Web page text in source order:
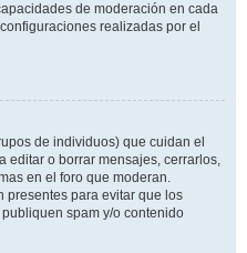
de moderación en cada
realizadas por el
de individuos) que cuidan el
editar o borrar mensajes, cerrarlos,
en el foro que moderan.
presentes para evitar que los
spam y/o contenido